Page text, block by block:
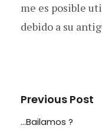
me es posible
debido a su
Previous Post
…Bailamos ?